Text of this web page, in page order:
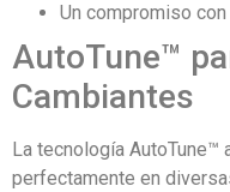
Un compromiso
AutoTune™
Cambiantes
La tecnología AutoTune™
perfectamente en